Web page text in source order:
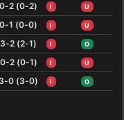
0-2 (0-2) I U
0-1 (0-0) I U
3-2 (2-1) I O
0-2 (0-1) I U
3-0 (3-0) I O